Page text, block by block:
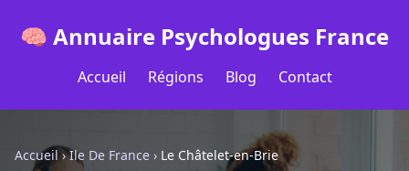
🧠 Annuaire Psychologues France
Accueil Régions Blog Contact
Accueil ›Ile De France › Le Châtelet-en-Brie